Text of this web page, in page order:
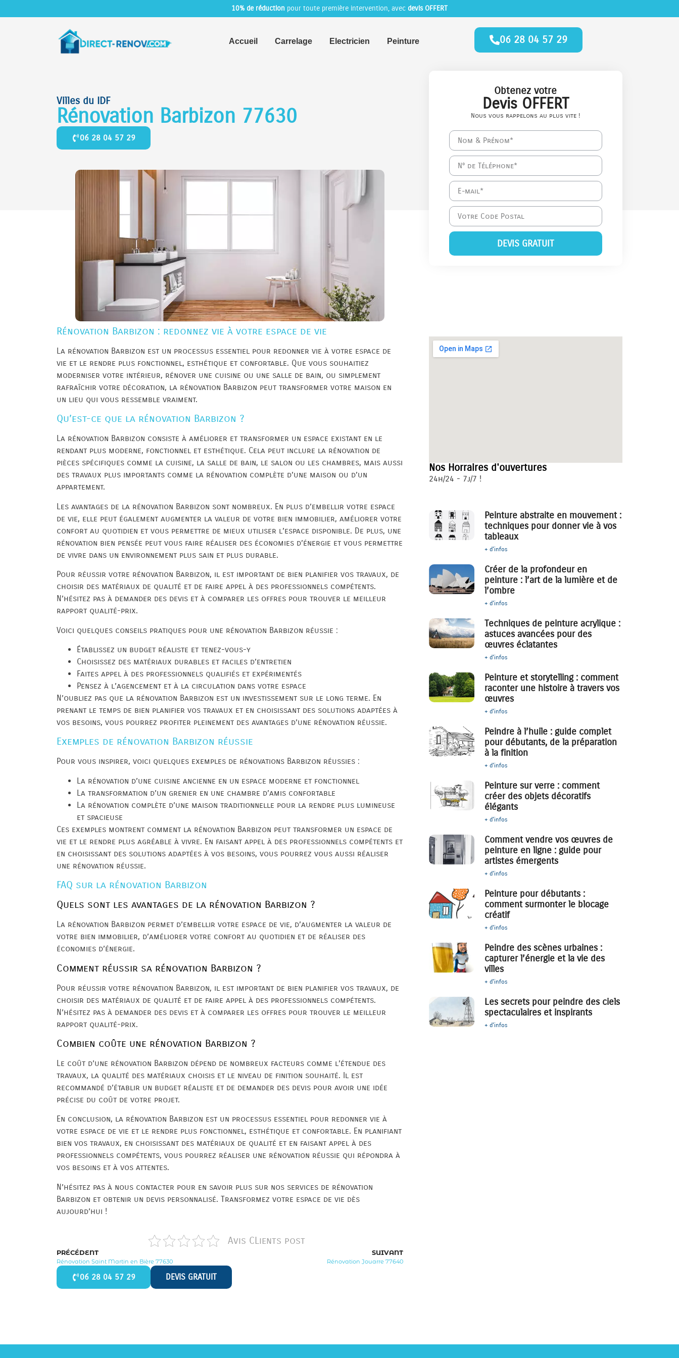
10% de réduction pour toute première intervention, avec devis OFFERT
Accueil Carrelage Electricien Peinture 06 28 04 57 29
Villes du IDF
Rénovation Barbizon 77630
06 28 04 57 29
Obtenez votre
Devis OFFERT
Nous vous rappelons au plus vite !
DEVIS GRATUIT
Rénovation Barbizon : redonnez vie à votre espace de vie
La rénovation Barbizon est un processus essentiel pour redonner vie à votre espace de
vie et le rendre plus fonctionnel, esthétique et confortable. Que vous souhaitiez
moderniser votre intérieur, rénover une cuisine ou une salle de bain, ou simplement
rafraîchir votre décoration, la rénovation Barbizon peut transformer votre maison en
un lieu qui vous ressemble vraiment.
Qu’est-ce que la rénovation Barbizon ?
La rénovation Barbizon consiste à améliorer et transformer un espace existant en le
rendant plus moderne, fonctionnel et esthétique. Cela peut inclure la rénovation de
pièces spécifiques comme la cuisine, la salle de bain, le salon ou les chambres, mais aussi
des travaux plus importants comme la rénovation complète d’une maison ou d’un
appartement.
Les avantages de la rénovation Barbizon sont nombreux. En plus d’embellir votre espace
de vie, elle peut également augmenter la valeur de votre bien immobilier, améliorer votre
confort au quotidien et vous permettre de mieux utiliser l’espace disponible. De plus, une
rénovation bien pensée peut vous faire réaliser des économies d’énergie et vous permettre
de vivre dans un environnement plus sain et plus durable.
Pour réussir votre rénovation Barbizon, il est important de bien planifier vos travaux, de
choisir des matériaux de qualité et de faire appel à des professionnels compétents.
N’hésitez pas à demander des devis et à comparer les offres pour trouver le meilleur
rapport qualité-prix.
Voici quelques conseils pratiques pour une rénovation Barbizon réussie :
Établissez un budget réaliste et tenez-vous-y
Choisissez des matériaux durables et faciles d’entretien
Faites appel à des professionnels qualifiés et expérimentés
Pensez à l’agencement et à la circulation dans votre espace
N’oubliez pas que la rénovation Barbizon est un investissement sur le long terme. En
prenant le temps de bien planifier vos travaux et en choisissant des solutions adaptées à
vos besoins, vous pourrez profiter pleinement des avantages d’une rénovation réussie.
Exemples de rénovation Barbizon réussie
Pour vous inspirer, voici quelques exemples de rénovations Barbizon réussies :
La rénovation d’une cuisine ancienne en un espace moderne et fonctionnel
La transformation d’un grenier en une chambre d’amis confortable
La rénovation complète d’une maison traditionnelle pour la rendre plus lumineuse
et spacieuse
Ces exemples montrent comment la rénovation Barbizon peut transformer un espace de
vie et le rendre plus agréable à vivre. En faisant appel à des professionnels compétents et
en choisissant des solutions adaptées à vos besoins, vous pourrez vous aussi réaliser
une rénovation réussie.
FAQ sur la rénovation Barbizon
Quels sont les avantages de la rénovation Barbizon ?
La rénovation Barbizon permet d’embellir votre espace de vie, d’augmenter la valeur de
votre bien immobilier, d’améliorer votre confort au quotidien et de réaliser des
économies d’énergie.
Comment réussir sa rénovation Barbizon ?
Pour réussir votre rénovation Barbizon, il est important de bien planifier vos travaux, de
choisir des matériaux de qualité et de faire appel à des professionnels compétents.
N’hésitez pas à demander des devis et à comparer les offres pour trouver le meilleur
rapport qualité-prix.
Combien coûte une rénovation Barbizon ?
Le coût d’une rénovation Barbizon dépend de nombreux facteurs comme l’étendue des
travaux, la qualité des matériaux choisis et le niveau de finition souhaité. Il est
recommandé d’établir un budget réaliste et de demander des devis pour avoir une idée
précise du coût de votre projet.
En conclusion, la rénovation Barbizon est un processus essentiel pour redonner vie à
votre espace de vie et le rendre plus fonctionnel, esthétique et confortable. En planifiant
bien vos travaux, en choisissant des matériaux de qualité et en faisant appel à des
professionnels compétents, vous pourrez réaliser une rénovation réussie qui répondra à
vos besoins et à vos attentes.
N’hésitez pas à nous contacter pour en savoir plus sur nos services de rénovation
Barbizon et obtenir un devis personnalisé. Transformez votre espace de vie dès
aujourd’hui !
Avis CLients post
PRÉCÉDENT
Rénovation Saint Martin en Bière 77630
SUIVANT
Rénovation Jouarre 77640
06 28 04 57 29 DEVIS GRATUIT
Nos Horraires d'ouvertures
24h/24 - 7j/7 !
Peinture abstraite en mouvement :
techniques pour donner vie à vos
tableaux
+ d'infos
Créer de la profondeur en
peinture : l’art de la lumière et de
l’ombre
+ d'infos
Techniques de peinture acrylique :
astuces avancées pour des
œuvres éclatantes
+ d'infos
Peinture et storytelling : comment
raconter une histoire à travers vos
œuvres
+ d'infos
Peindre à l’huile : guide complet
pour débutants, de la préparation
à la finition
+ d'infos
Peinture sur verre : comment
créer des objets décoratifs
élégants
+ d'infos
Comment vendre vos œuvres de
peinture en ligne : guide pour
artistes émergents
+ d'infos
Peinture pour débutants :
comment surmonter le blocage
créatif
+ d'infos
Peindre des scènes urbaines :
capturer l’énergie et la vie des
villes
+ d'infos
Les secrets pour peindre des ciels
spectaculaires et inspirants
+ d'infos